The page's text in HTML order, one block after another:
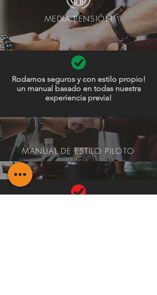
MEDIA PENSIÓN
Rodamos seguros y con estilo propio!
un manual basado en todas nuestra
experiencia previa!
MANUAL DE ESTILO PILOTO